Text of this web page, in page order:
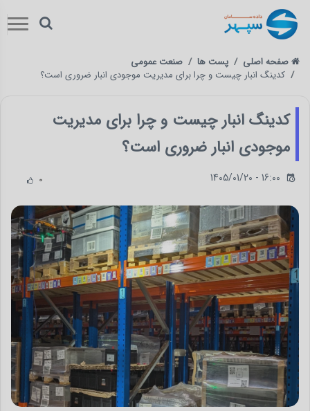
صفحه اصلی پست ها
صنعت عمومی
کدینگ انبار چیست و چرا برای مدیریت موجودی انبار ضروری است؟
کدینگ انبار چیست و چرا برای مدیریت
موجودی انبار ضروری است؟
0 1405/01/20 - 16:00